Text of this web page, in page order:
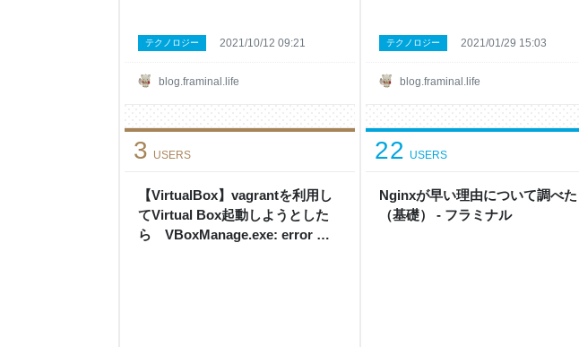
blog.framinal.life
テクノロジー 2021/10/12 09:21
blog.framinal.life
テクノロジー 2021/01/29 15:03
【VirtualBox】vagrantを利用し
てVirtual Box起動しようとした
ら VBoxManage.exe: error で
3 USERS
Nginxが早い理由について調べた
（基礎） - フラミナル
22 USERS